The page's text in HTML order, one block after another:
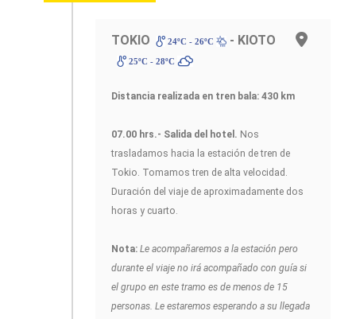
TOKIO 24ºC - 26ºC - KIOTO
25ºC - 28ºC
Distancia realizada en tren bala: 430 km
07.00 hrs.- Salida del hotel. Nos
trasladamos hacia la estación de tren de
Tokio. Tomamos tren de alta velocidad.
Duración del viaje de aproximadamente dos
horas y cuarto.
Nota: Le acompañaremos a la estación pero
durante el viaje no irá acompañado con guía si
el grupo en este tramo es de menos de 15
personas. Le estaremos esperando a su llegada